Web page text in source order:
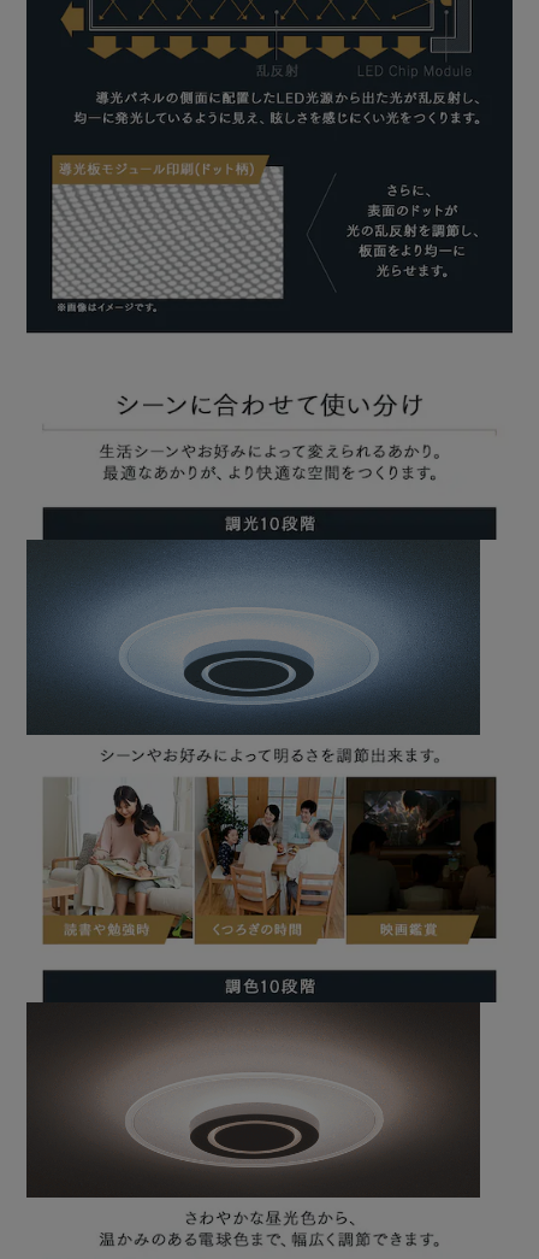
時に活躍します。
“おやすみタイマー”
次第に暗くなり、15分後または30分後に消灯します。